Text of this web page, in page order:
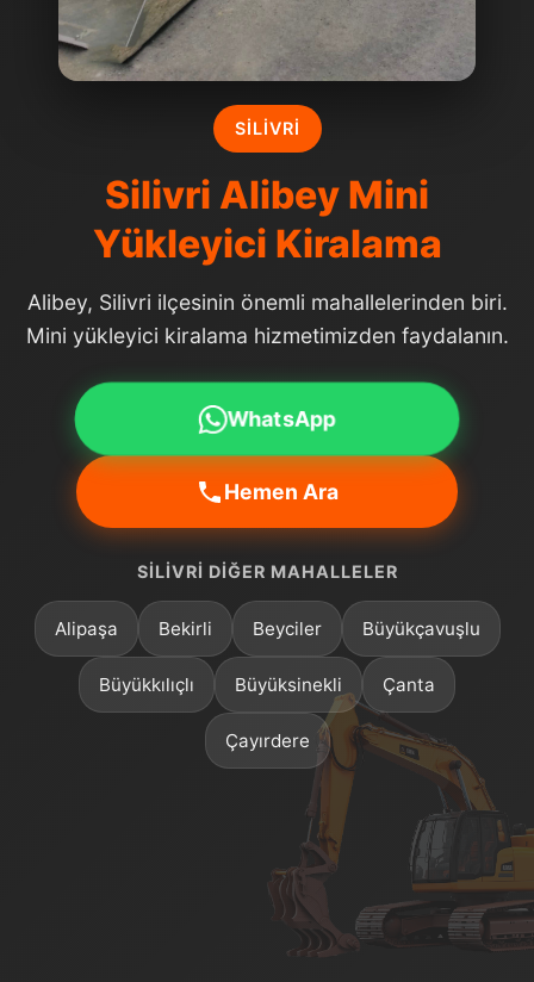
SILIVRI
Silivri Alibey Mini
Yükleyici Kiralama
Alibey, Silivri ilçesinin önemli mahallelerinden biri.
Mini yükleyici kiralama hizmetimizden faydalanın.
WhatsApp
Hemen Ara
SILIVRI DIĞER MAHALLELER
Alipaşa Bekirli Beyciler Büyükçavuşlu
Büyükkılıçlı Büyüksinekli Çanta
Çayırdere